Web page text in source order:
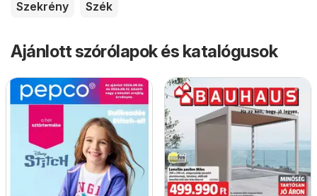
Szekrény Szék
Ajánlott szórólapok és katalógusok